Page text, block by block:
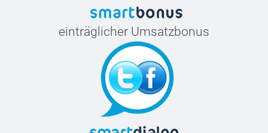
einträglicher Umsatzbonus